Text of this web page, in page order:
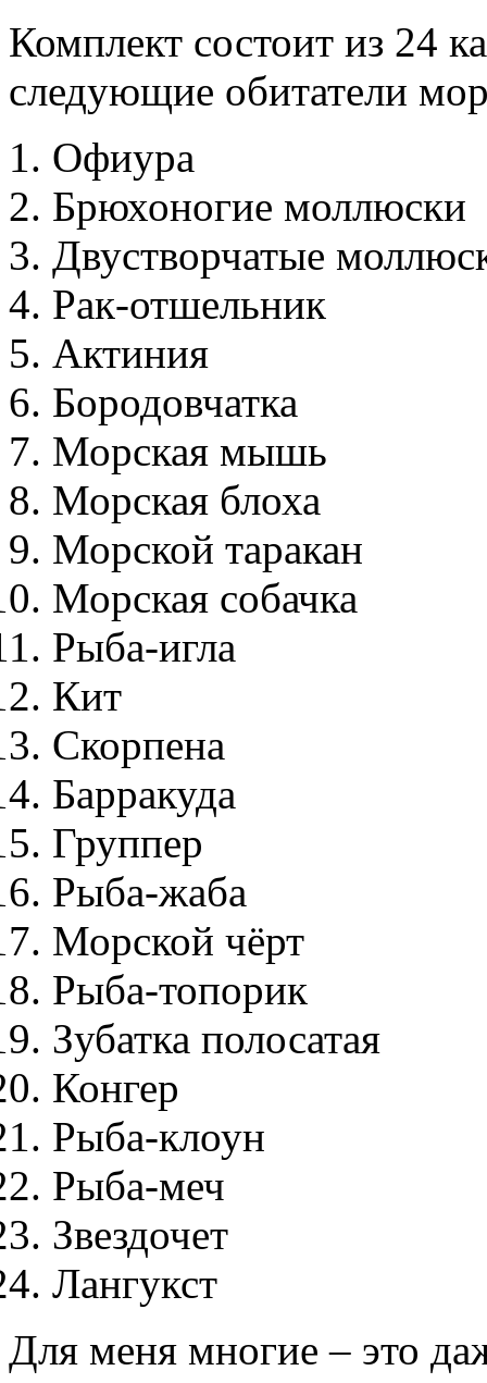
Комплект состоит из 24
следующие обитатели
Офиура
Брюхоногие моллюски
Двустворчатые
Рак-отшельник
Актиния
Бородовчатка
Морская мышь
Морская блоха
Морской таракан
Морская собачка
Рыба-игла
Кит
Скорпена
Барракуда
Группер
Рыба-жаба
Морской чёрт
Рыба-топорик
Зубатка полосатая
Конгер
Рыба-клоун
Рыба-меч
Звездочет
Лангукст
Для меня многие – это